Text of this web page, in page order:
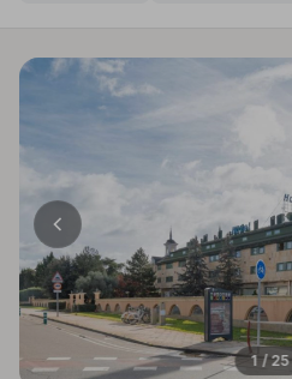
1 / 25